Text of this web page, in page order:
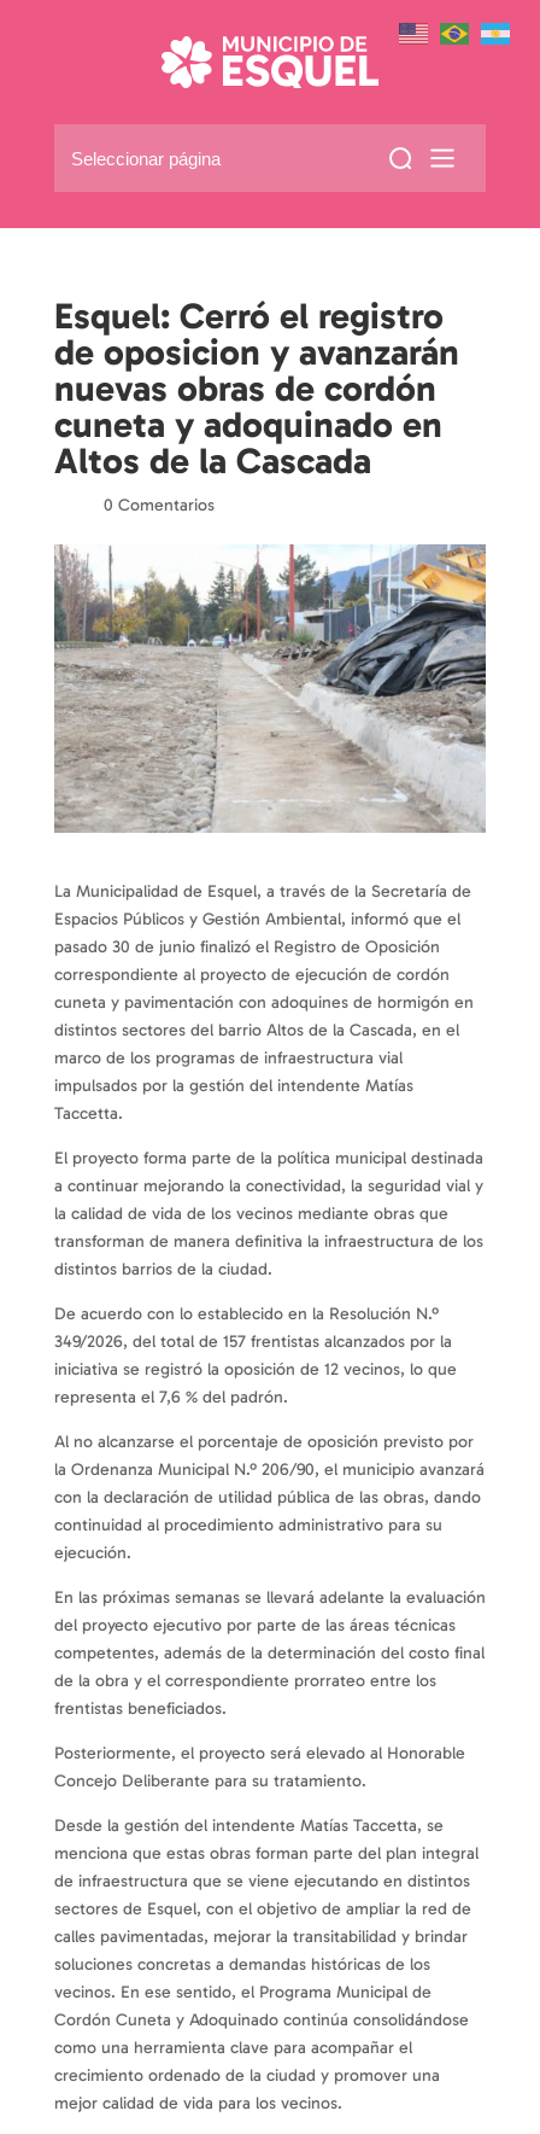
Seleccionar página
Esquel: Cerró el registro
de oposicion y avanzarán
nuevas obras de cordón
cuneta y adoquinado en
Altos de la Cascada
0 Comentarios
La Municipalidad de Esquel, a través de la Secretaría de
Espacios Públicos y Gestión Ambiental, informó que el
pasado 30 de junio finalizó el Registro de Oposición
correspondiente al proyecto de ejecución de cordón
cuneta y pavimentación con adoquines de hormigón en
distintos sectores del barrio Altos de la Cascada, en el
marco de los programas de infraestructura vial
impulsados por la gestión del intendente Matías
Taccetta.
El proyecto forma parte de la política municipal destinada
a continuar mejorando la conectividad, la seguridad vial y
la calidad de vida de los vecinos mediante obras que
transforman de manera definitiva la infraestructura de los
distintos barrios de la ciudad.
De acuerdo con lo establecido en la Resolución N.º
349/2026, del total de 157 frentistas alcanzados por la
iniciativa se registró la oposición de 12 vecinos, lo que
representa el 7,6 % del padrón.
Al no alcanzarse el porcentaje de oposición previsto por
la Ordenanza Municipal N.º 206/90, el municipio avanzará
con la declaración de utilidad pública de las obras, dando
continuidad al procedimiento administrativo para su
ejecución.
En las próximas semanas se llevará adelante la evaluación
del proyecto ejecutivo por parte de las áreas técnicas
competentes, además de la determinación del costo final
de la obra y el correspondiente prorrateo entre los
frentistas beneficiados.
Posteriormente, el proyecto será elevado al Honorable
Concejo Deliberante para su tratamiento.
Desde la gestión del intendente Matías Taccetta, se
menciona que estas obras forman parte del plan integral
de infraestructura que se viene ejecutando en distintos
sectores de Esquel, con el objetivo de ampliar la red de
calles pavimentadas, mejorar la transitabilidad y brindar
soluciones concretas a demandas históricas de los
vecinos. En ese sentido, el Programa Municipal de
Cordón Cuneta y Adoquinado continúa consolidándose
como una herramienta clave para acompañar el
crecimiento ordenado de la ciudad y promover una
mejor calidad de vida para los vecinos.